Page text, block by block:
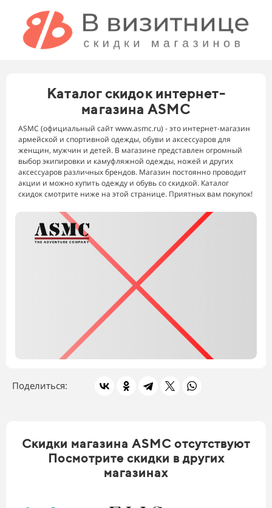
Каталог скидок интернет-
магазина ASMC
ASMC (официальный сайт www.asmc.ru) - это интернет-магазин
армейской и спортивной одежды, обуви и аксессуаров для
женщин, мужчин и детей. В магазине представлен огромный
выбор экипировки и камуфляжной одежды, ножей и других
аксессуаров различных брендов. Магазин постоянно проводит
акции и можно купить одежду и обувь со скидкой. Каталог
скидок смотрите ниже на этой странице. Приятных вам покупок!
Скидки в других магазинах
Поделиться:
Скидки магазина ASMC отсутствуют
Посмотрите скидки в других
магазинах